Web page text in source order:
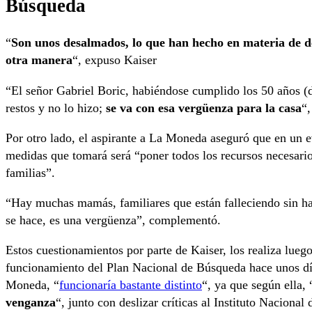
Búsqueda
“Son unos desalmados, lo que han hecho en materia de
otra manera“, expuso Kaiser
“El señor Gabriel Boric, habiéndose cumplido los 50 años
restos y no lo hizo; se va con esa vergüenza para la casa
Por otro lado, el aspirante a La Moneda aseguró que en un
medidas que tomará será “poner todos los recursos
familias”.
“Hay muchas mamás, familiares que están falleciendo sin
se hace, es una vergüenza”, complementó.
Estos cuestionamientos por parte de Kaiser, los realiza
funcionamiento del Plan Nacional de Búsqueda hace unos
Moneda, “funcionaría bastante distinto“, ya que según ella,
venganza“, junto con deslizar críticas al Instituto Nacional